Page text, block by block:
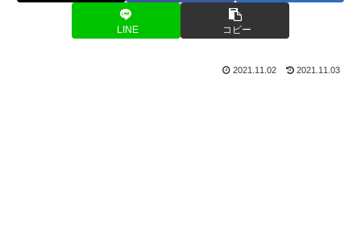
LINE コピー
2021.11.02 2021.11.03